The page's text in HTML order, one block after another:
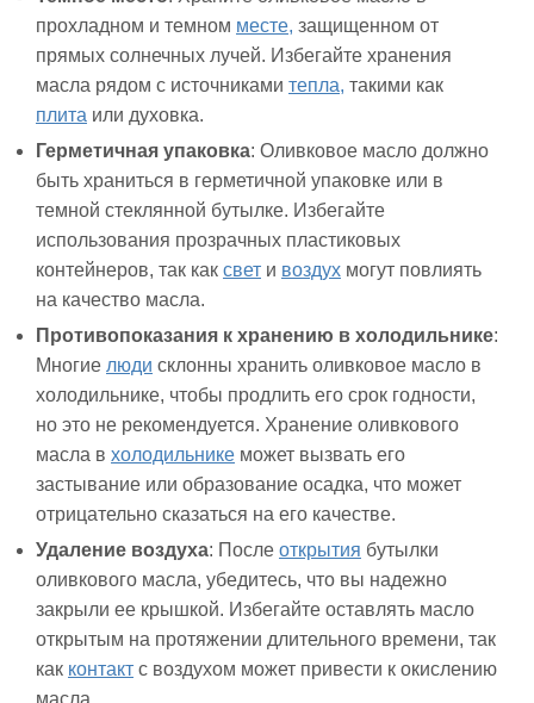
прохладном и темном месте, защищенном от
прямых солнечных лучей. Избегайте хранения
масла рядом с источниками тепла, такими как
плита или духовка.
Герметичная упаковка: Оливковое масло должно
быть храниться в герметичной упаковке или в
темной стеклянной бутылке. Избегайте
использования прозрачных пластиковых
контейнеров, так как свет и воздух могут повлиять
на качество масла.
Противопоказания к хранению в холодильнике:
Многие люди склонны хранить оливковое масло в
холодильнике, чтобы продлить его срок годности,
но это не рекомендуется. Хранение оливкового
масла в холодильнике может вызвать его
застывание или образование осадка, что может
отрицательно сказаться на его качестве.
Удаление воздуха: После открытия бутылки
оливкового масла, убедитесь, что вы надежно
закрыли ее крышкой. Избегайте оставлять масло
открытым на протяжении длительного времени, так
как контакт с воздухом может привести к окислению
масла.